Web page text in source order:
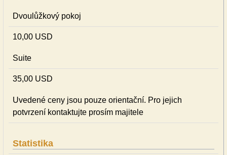
Dvoulůžkový pokoj
10,00 USD
Suite
35,00 USD
Uvedené ceny jsou pouze orientační. Pro jejich
potvrzení kontaktujte prosím majitele
Statistika